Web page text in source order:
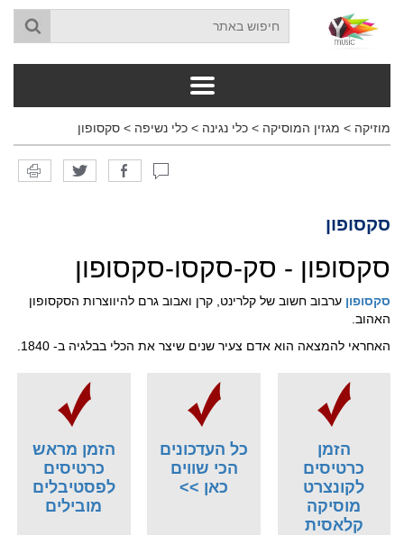
מוזיקה > מגזין המוסיקה > כלי נגינה > כלי נשיפה > סקסופון
סקסופון
סקסופון - סק-סקסו-סקסופון
סקסופון ערבוב חשוב של קלרינט, קרן ואבוב גרם להיווצרות הסקסופון
האהוב.
האחראי להמצאה הוא אדם צעיר שנים שיצר את הכלי בבלגיה ב- 1840.
הזמן
כרטיסים
לקונצרט
מוסיקה
קלאסית
כל העדכונים
הכי שווים
כאן >>
הזמן מראש
כרטיסים
לפסטיבלים
מובילים